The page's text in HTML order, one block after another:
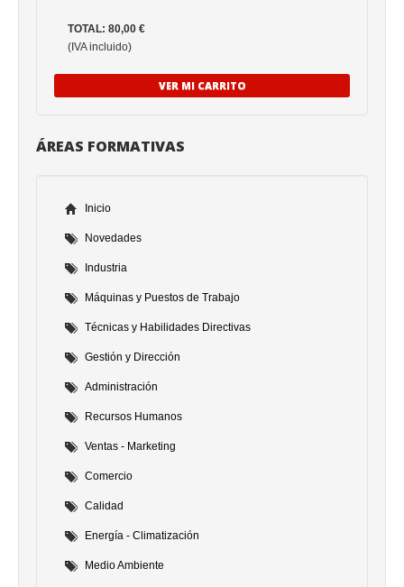
TOTAL: 80,00 €
(IVA incluido)
VER MI CARRITO
ÁREAS FORMATIVAS
Inicio
Novedades
Industria
Máquinas y Puestos de Trabajo
Técnicas y Habilidades Directivas
Gestión y Dirección
Administración
Recursos Humanos
Ventas - Marketing
Comercio
Calidad
Energía - Climatización
Medio Ambiente